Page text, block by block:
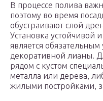
В процессе полива
поэтому во время
обустраивают слой
Установка устойчивой
является
декоративной лианы.
рядом с кустом
металла или дерева,
жилыми постройками,